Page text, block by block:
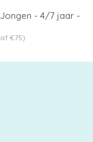
- 4/7 jaar -
€75)